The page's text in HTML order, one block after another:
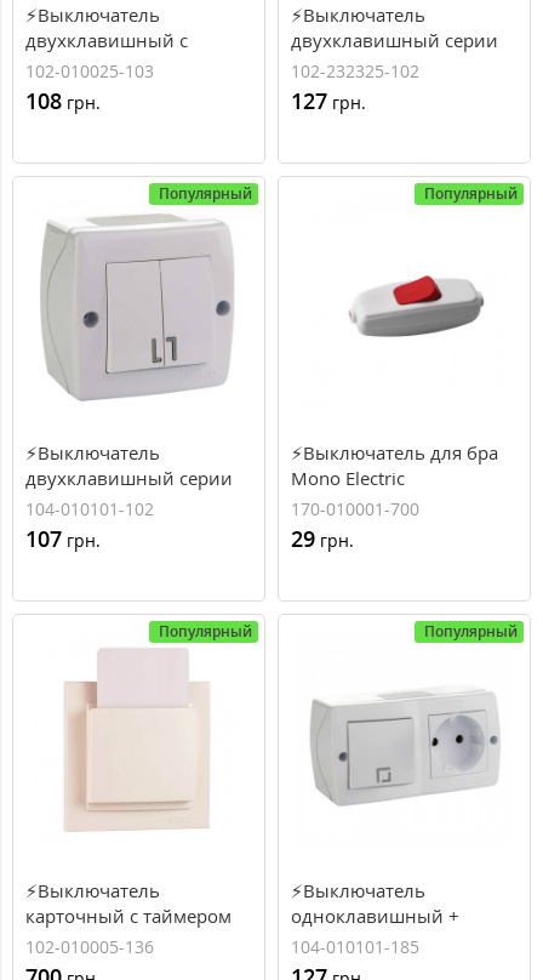
⚡Выключатель
двухклавишный с
подсветкой 10А серии
Despina (Mono Electric)
Слоновая кость
102-010025-103
108 грн.
⚡Выключатель
двухклавишный серии
Despina (Mono Electric).
Цвет Бронза
102-232325-102
127 грн.
Популярный
⚡Выключатель
двухклавишный серии
Octans (Mono Electric).
Цвет Белый
104-010101-102
107 грн.
Популярный
⚡Выключатель для бра
Mono Electric
170-010001-700
29 грн.
Популярный
⚡Выключатель
карточный с таймером
24V серии Despina (Mono
Electric) Слоновая кость
102-010005-136
Популярный
⚡Выключатель
одноклавишный +
розетка без заземления
серии Octans (Mono
104-010101-185